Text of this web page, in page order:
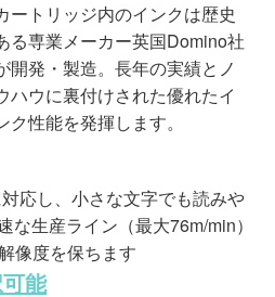
ートリッジ内のインクは歴史
る専業メーカー英国Domino社
開発・製造。長年の実績とノ
ハウに裏付けされた優れたイ
ク性能を発揮します。
応し、小さな文字でも読みや
生産ライン（最大76m/min）
像度を保ちます
能